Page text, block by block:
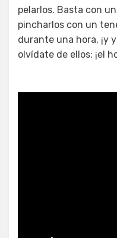
pelarlos. Basta con
pincharlos con un
durante una hora, ¡y
olvídate de ellos: ¡el